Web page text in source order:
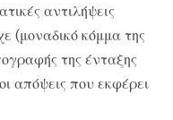
αντιλήψεις
(μοναδικό κόμμα της
της ένταξης
απόψεις που εκφέρει